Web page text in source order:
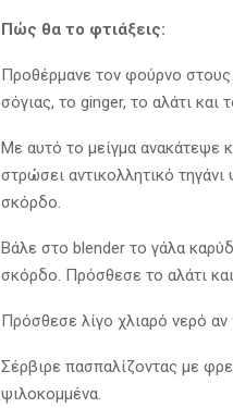
Πώς θα το φτιάξεις:
Προθέρμανε τον φούρνο στους
σόγιας, το ginger, το αλάτι και
Με αυτό το μείγμα ανακάτεψε
στρώσει αντικολλητικό
σκόρδο.
Βάλε στο blender το γάλα
σκόρδο. Πρόσθεσε το αλάτι
Πρόσθεσε λίγο χλιαρό νερό αν
Σέρβιρε πασπαλίζοντας με
ψιλοκομμένα.